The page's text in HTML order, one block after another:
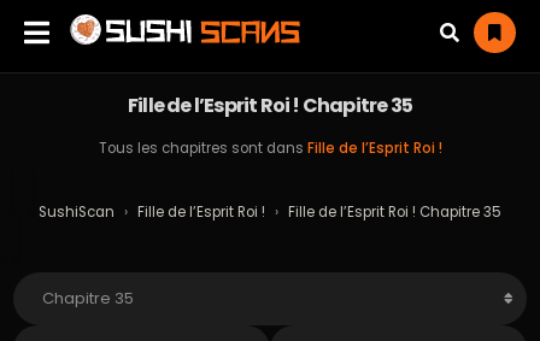
Fille de l’Esprit Roi ! Chapitre 35
Tous les chapitres sont dans Fille de l’Esprit Roi !
SushiScan › Fille de l’Esprit Roi ! › Fille de l’Esprit Roi ! Chapitre 35